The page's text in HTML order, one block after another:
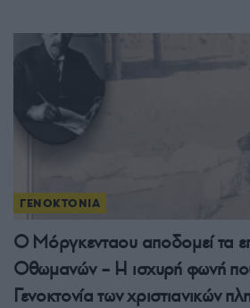
ΓΕΝΟΚΤΟΝΙΑ
Ο Μόργκενταου αποδομεί τα
Οθωμανών – Η ισχυρή φωνή
Γενοκτονία των χριστιανικών